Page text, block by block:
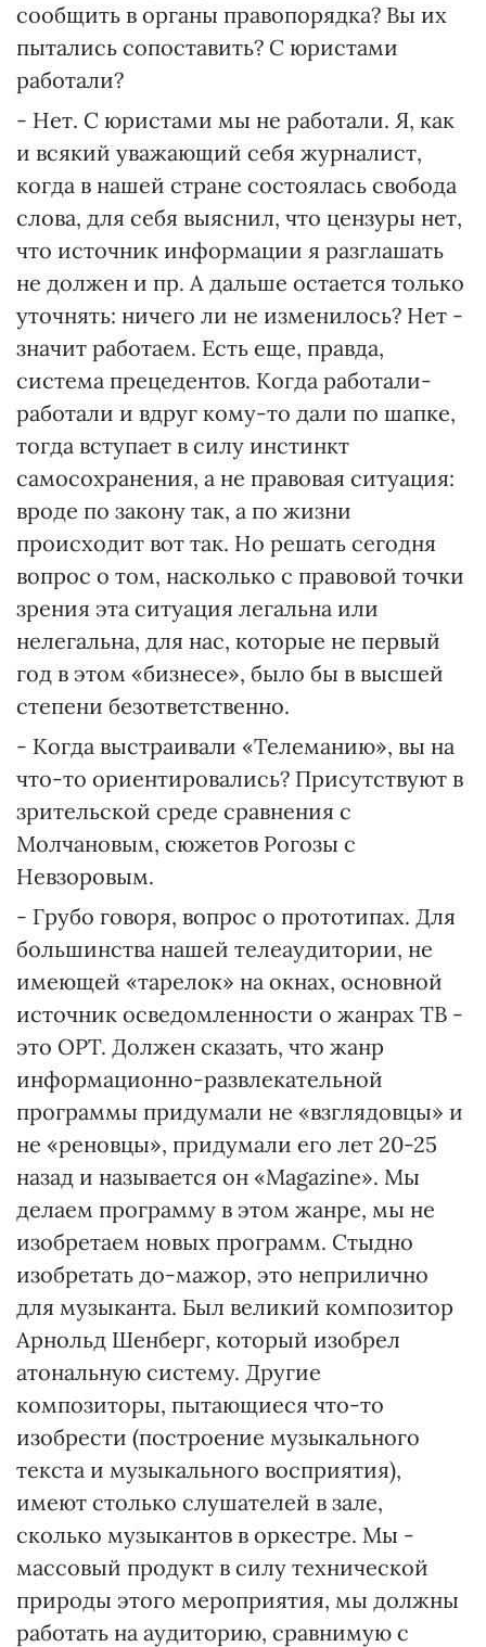
сообщить в органы правопорядка? Вы их
пытались сопоставить? С юристами
работали?
- Нет. С юристами мы не работали. Я, как
и всякий уважающий себя журналист,
когда в нашей стране состоялась свобода
слова, для себя выяснил, что цензуры нет,
что источник информации я разглашать
не должен и пр. А дальше остается только
уточнять: ничего ли не изменилось? Нет -
значит работаем. Есть еще, правда,
система прецедентов. Когда работали-
работали и вдруг кому-то дали по шапке,
тогда вступает в силу инстинкт
самосохранения, а не правовая ситуация:
вроде по закону так, а по жизни
происходит вот так. Но решать сегодня
вопрос о том, насколько с правовой точки
зрения эта ситуация легальна или
нелегальна, для нас, которые не первый
год в этом «бизнесе», было бы в высшей
степени безответственно.
- Когда выстраивали «Телеманию», вы на
что-то ориентировались? Присутствуют в
зрительской среде сравнения с
Молчановым, сюжетов Рогозы с
Невзоровым.
- Грубо говоря, вопрос о прототипах. Для
большинства нашей телеаудитории, не
имеющей «тарелок» на окнах, основной
источник осведомленности о жанрах ТВ -
это ОРТ. Должен сказать, что жанр
информационно-развлекательной
программы придумали не «взглядовцы» и
не «реновцы», придумали его лет 20-25
назад и называется он «Magazine». Мы
делаем программу в этом жанре, мы не
изобретаем новых программ. Стыдно
изобретать до-мажор, это неприлично
для музыканта. Был великий композитор
Арнольд Шенберг, который изобрел
атональную систему. Другие
композиторы, пытающиеся что-то
изобрести (построение музыкального
текста и музыкального восприятия),
имеют столько слушателей в зале,
сколько музыкантов в оркестре. Мы -
массовый продукт в силу технической
природы этого мероприятия, мы должны
работать на аудиторию, сравнимую с